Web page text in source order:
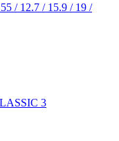
/ 12.7 / 15.9 / 19 /
3